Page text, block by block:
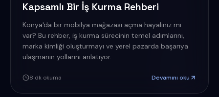
Kapsamlı Bir İş Kurma Rehberi
Konya'da bir mobilya mağazası açma hayaliniz mi
var? Bu rehber, iş kurma sürecinin temel adımlarını,
marka kimliği oluşturmayı ve yerel pazarda başarıya
ulaşmanın yollarını anlatıyor.
8 dk okuma Devamını oku